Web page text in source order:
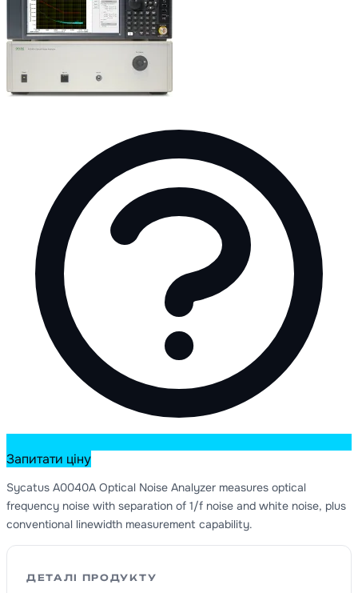
Запитати ціну
Sycatus A0040A Optical Noise Analyzer measures optical
frequency noise with separation of 1/f noise and white noise, plus
conventional linewidth measurement capability.
ДЕТАЛІ ПРОДУКТУ